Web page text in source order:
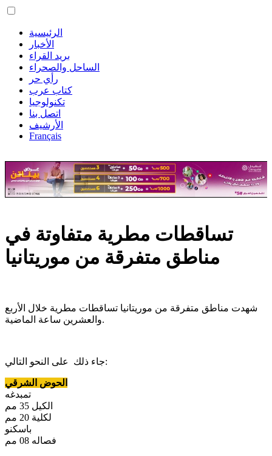
الرئيسية
الأخبار
بريد القراء
الساحل والصحراء
رأي حر
كتاب عرب
تكنولوجيا
اتصل بنا
الأرشيف
Français
تساقطات مطرية متفاوتة في
مناطق متفرقة من موريتانيا
شهدت مناطق متفرقة من موريتانيا تساقطات مطرية خلال الأربع
والعشرين ساعة الماضية.
جاء ذلك على النحو التالي:
الحوض الشرقي
تمبدغه
الكيل 35 مم
لكلية 20 مم
باسكنو
فصاله 08 مم